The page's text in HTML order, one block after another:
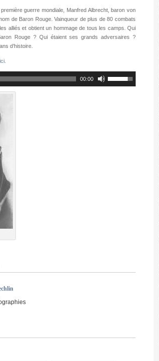
guerre mondiale, Manfred Albrecht, baron von
de Baron Rouge. Vainqueur de plus de 80 combats
alliés et obtient un hommage de tous les camps. Qui
Rouge ? Qui étaient ses grands adversaires ?
d’histoire.
00:00